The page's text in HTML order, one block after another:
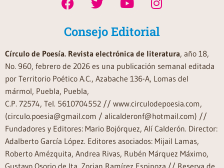
Consejo Editorial
Círculo de Poesía. Revista electrónica de literatura, año 18,
No. 960, febrero de 2026 es una publicación semanal editada
por Territorio Poético A.C., Azabache 136-A, Lomas del
mármol, Puebla, Puebla,
C.P. 72574, Tel. 5610704552 // www.circulodepoesia.com,
(circulo.poesia@gmail.com / alicalderonf@hotmail.com) //
Fundadores y Editores: Mario Bojórquez, Alí Calderón. Director:
Adalberto García López. Editores asociados: Mijail Lamas,
Roberto Amézquita, Andrea Rivas, Rubén Márquez Máximo,